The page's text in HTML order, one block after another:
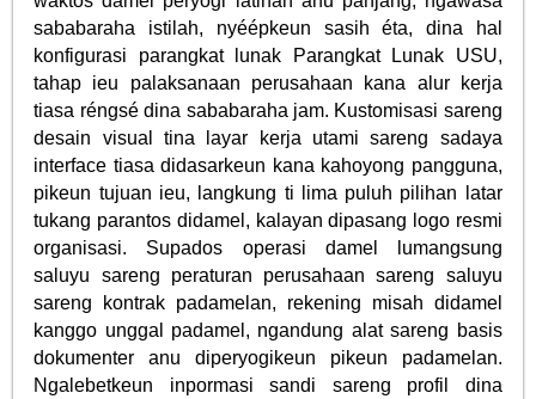
sababaraha istilah, nyéépkeun sasih éta, dina hal
konfigurasi parangkat lunak Parangkat Lunak USU,
tahap ieu palaksanaan perusahaan kana alur kerja
tiasa réngsé dina sababaraha jam. Kustomisasi sareng
desain visual tina layar kerja utami sareng sadaya
interface tiasa didasarkeun kana kahoyong pangguna,
pikeun tujuan ieu, langkung ti lima puluh pilihan latar
tukang parantos didamel, kalayan dipasang logo resmi
organisasi. Supados operasi damel lumangsung
saluyu sareng peraturan perusahaan sareng saluyu
sareng kontrak padamelan, rekening misah didamel
kanggo unggal padamel, ngandung alat sareng basis
dokumenter anu diperyogikeun pikeun padamelan.
Ngalebetkeun inpormasi sandi sareng profil dina